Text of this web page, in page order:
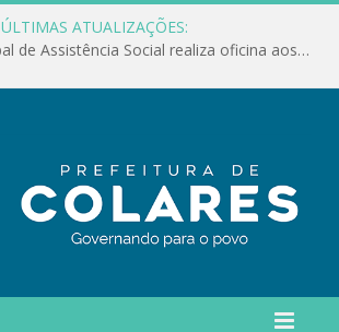
ÚLTIMAS ATUALIZAÇÕES:
Conselho Municipal de Assistência Social realiza oficina aos servidores